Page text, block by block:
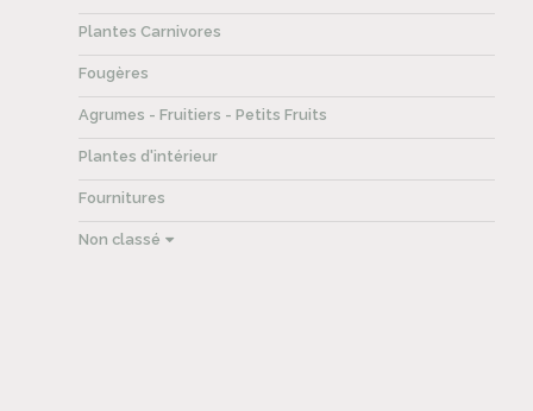
Plantes Carnivores
Fougères
Agrumes - Fruitiers - Petits Fruits
Plantes d'intérieur
Fournitures
Non classé